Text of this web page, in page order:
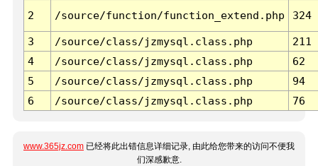
2 /source/function/function_extend.php 324
3 /source/class/jzmysql.class.php
211
4
/source/class/jzmysql.class.php
62
5
/source/class/jzmysql.class.php
94
6
/source/class/jzmysql.class.php 76
www.365jz.com 已经将此出错信息详细记录, 由此给您带来的访问不便我
们深感歉意.